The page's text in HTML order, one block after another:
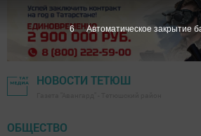
НОВОСТИ ТЕТЮШ
ОБЩЕСТВО
5 Автоматическое закрытие